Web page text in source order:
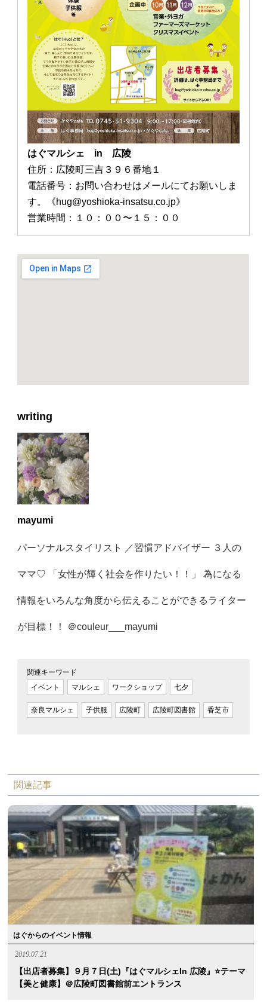
はぐマルシェ in 広陵
住所：広陵町三吉３９６番地１
電話番号：お問い合わせはメールにてお願いしま
す。《hug@yoshioka-insatsu.co.jp》
営業時間：１０：００〜１５：００
writing
mayumi
パーソナルスタイリスト ／習慣アドバイザー ３人の
ママ♡ 「女性が輝く社会を作りたい！！」 為になる
情報をいろんな角度から伝えることができるライター
が目標！！ ＠couleur___mayumi
関連キーワード
イベント
マルシェ ワークショップ 七夕
奈良マルシェ 子供服 広陵町 広陵町図書館 香芝市
関連記事
はぐからのイベント情報
2019.07.21
【出店者募集】９月７日(土)『はぐマルシェin 広陵』⭐️テーマ
【美と健康】＠広陵町図書館前エントランス